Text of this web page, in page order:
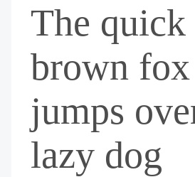
The quick
brown fox
jumps
lazy dog